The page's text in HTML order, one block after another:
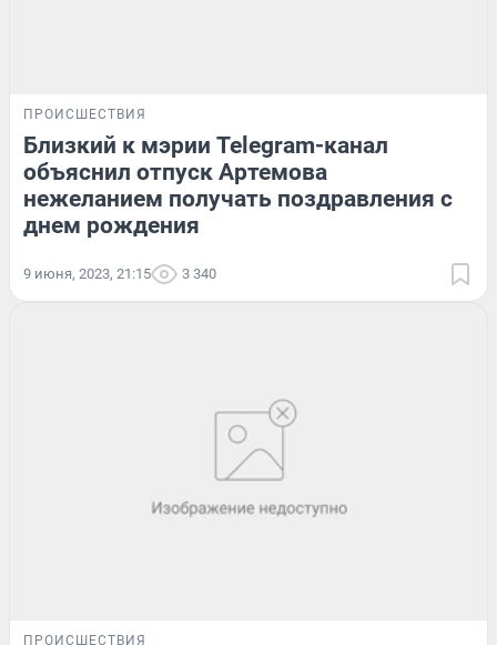
ПРОИСШЕСТВИЯ
Близкий к мэрии Telegram-канал
объяснил отпуск Артемова
нежеланием получать поздравления с
днем рождения
9 июня, 2023, 21:15 3 340
ПРОИСШЕСТВИЯ